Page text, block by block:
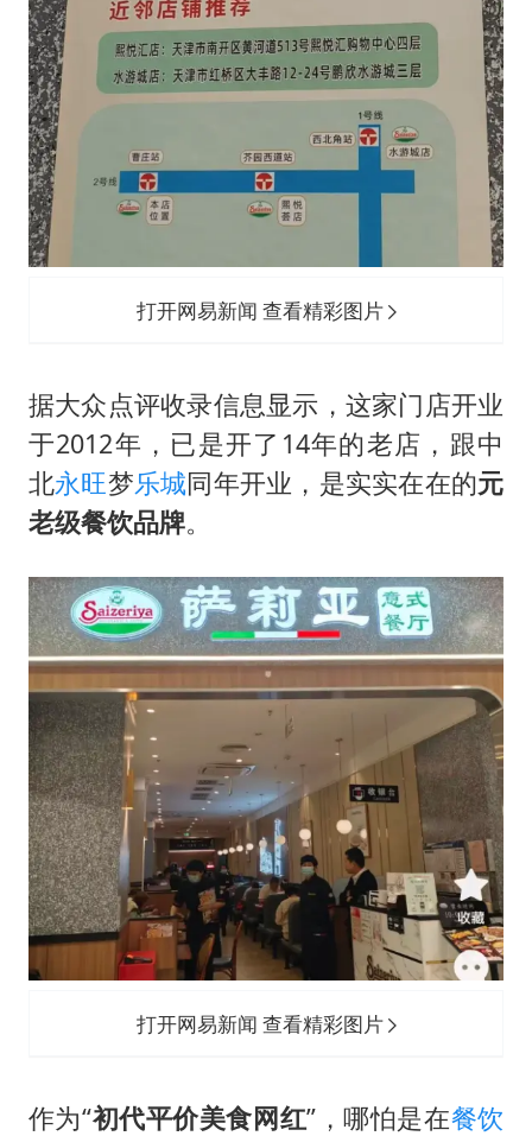
打开网易新闻 查看精彩图片
据大众点评收录信息显示，这家门店开业
于2012年，已是开了14年的老店，跟中
北永旺梦乐城同年开业，是实实在在的元
老级餐饮品牌。
打开网易新闻 查看精彩图片
作为“初代平价美食网红”，哪怕是在餐饮